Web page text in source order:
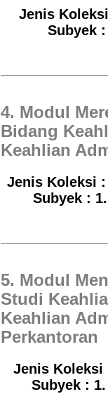
Jenis
Subyek
4. Modul
Bidang
Keahlian
Jenis Koleksi
Subyek :
5. Modul
Studi
Keahlian
Perkantoran
Jenis Koleksi
Subyek :